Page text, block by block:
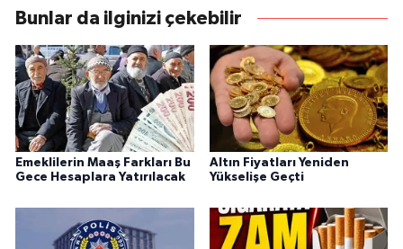
Bunlar da ilginizi çekebilir
Emeklilerin Maaş Farkları Bu
Gece Hesaplara Yatırılacak
Altın Fiyatları Yeniden
Yükselişe Geçti